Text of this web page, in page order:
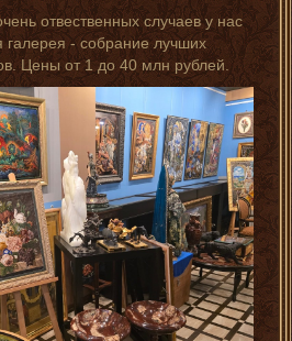
отвественных случаев у нас
галерея - собрание лучших
Цены от 1 до 40 млн рублей.